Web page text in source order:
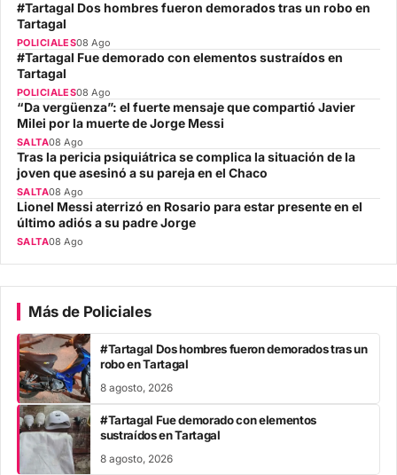
#Tartagal Dos hombres fueron demorados tras un robo en
Tartagal
POLICIALES08 Ago
#Tartagal Fue demorado con elementos sustraídos en
Tartagal
POLICIALES08 Ago
“Da vergüenza”: el fuerte mensaje que compartió Javier
Milei por la muerte de Jorge Messi
SALTA08 Ago
Tras la pericia psiquiátrica se complica la situación de la
joven que asesinó a su pareja en el Chaco
SALTA08 Ago
Lionel Messi aterrizó en Rosario para estar presente en el
último adiós a su padre Jorge
SALTA08 Ago
Más de Policiales
#Tartagal Dos hombres fueron demorados tras un
robo en Tartagal
8 agosto, 2026
#Tartagal Fue demorado con elementos
sustraídos en Tartagal
8 agosto, 2026